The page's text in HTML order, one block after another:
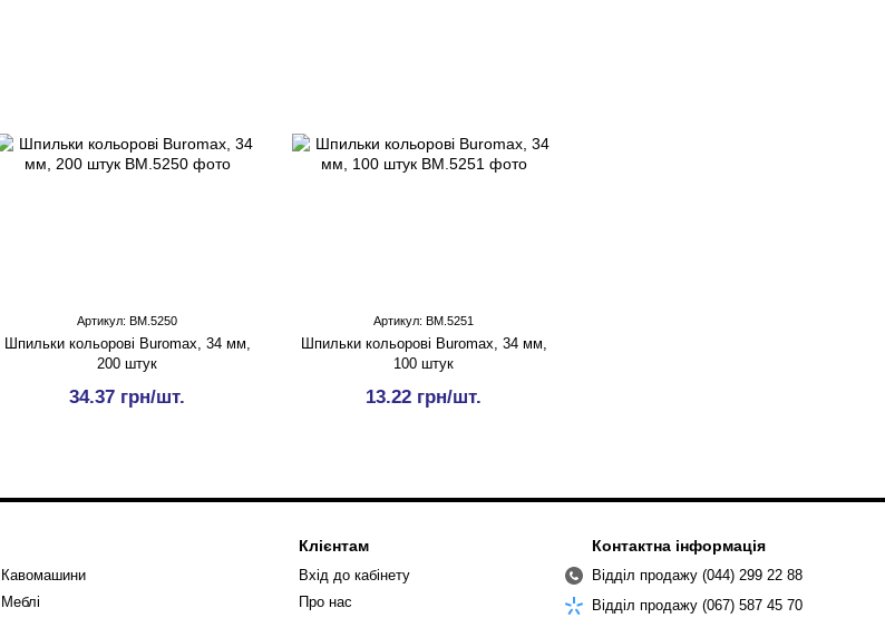
Артикул: BM.5250
Шпильки кольорові Buromax, 34 мм,
200 штук
34.37 грн/шт.
Артикул: BM.5251
Шпильки кольорові Buromax, 34 мм,
100 штук
13.22 грн/шт.
Кавомашини
Меблі
Клієнтам
Вхід до кабінету
Про нас
Контактна інформація
Відділ продажу (044) 299 22 88
Відділ продажу (067) 587 45 70